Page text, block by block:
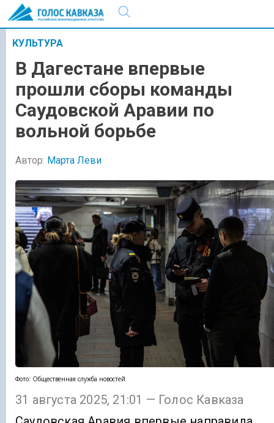
КУЛЬТУРА
В Дагестане впервые
прошли сборы команды
Саудовской Аравии по
вольной борьбе
Автор: Марта Леви
Фото: Общественная служба новостей
31 августа 2025, 21:01 — Голос Кавказа